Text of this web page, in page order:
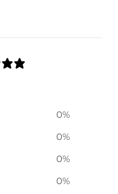
0%
0%
0%
0%